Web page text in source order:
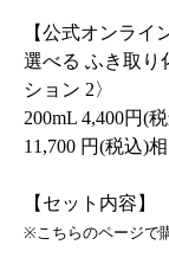
【公式オンライ
選べる ふき取り
ション 2〉
200mL 4,400円(
11,700 円(税込)
【セット内容】
※こちらのページで